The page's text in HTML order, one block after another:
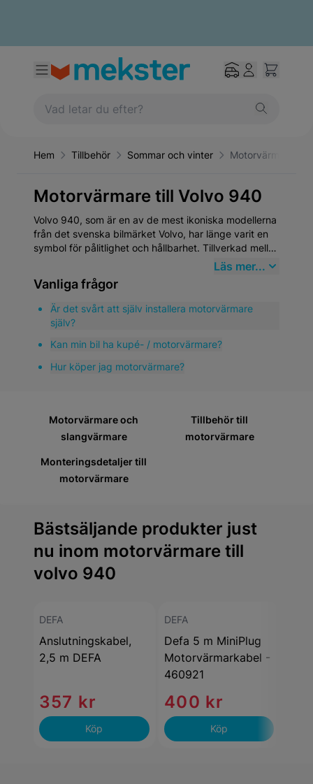
Hem Tillbehör Sommar och vinter Motorvärmare
Motorvärmare till Volvo 940
Volvo 940, som är en av de mest ikoniska modellerna
från det svenska bilmärket Volvo, har länge varit en
symbol för pålitlighet och hållbarhet. Tillverkad mellan
1990 och 1998, representerar Volvo 940 den
klassiska eran av Volvo, känt för sin robusta
konstruktion och sitt fokus på säkerhet. Bilmodellen
har en lojal användarbas och fortsätter att vara
populär på begagnatmarknaden, vilket understryker
behovet av kvalitativa reservdelar.
Läs mer...
Vanliga frågor
Är det svårt att själv installera motorvärmare
själv?
Kan min bil ha kupé- / motorvärmare?
Hur köper jag motorvärmare?
Motorvärmare och
slangvärmare
Tillbehör till
motorvärmare
Monteringsdetaljer till
motorvärmare
Bästsäljande produkter just
nu inom motorvärmare till
volvo 940
DEFA
Anslutningskabel,
2,5 m DEFA
357 kr
Köp
DEFA
Defa 5 m MiniPlug
Motorvärmarkabel -
460921
400 kr
Köp